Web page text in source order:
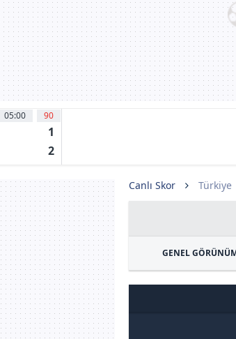
05:00 90
1
2
Canlı Skor Türkiye
GENEL